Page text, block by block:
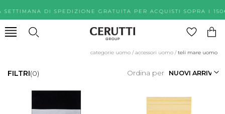
SETTIMANA DI SPEDIZIONE GRATUITA PER ACQUISTI
categorie uomo /accessori uomo /teli mare uomo
FILTRI(0) Ordina per